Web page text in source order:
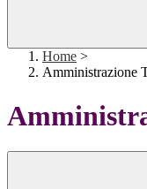
Home >
Amministrazione